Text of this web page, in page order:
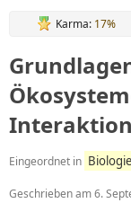
Karma: 17%
Eingeordnet in Biologie
Geschrieben am6.